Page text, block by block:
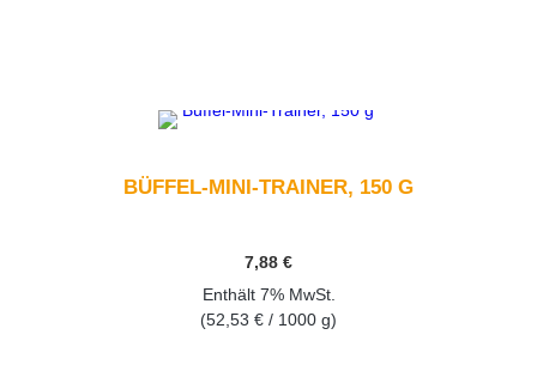
BÜFFEL-MINI-TRAINER, 150 G
7,88 €
Enthält 7% MwSt.
(52,53 € / 1000 g)